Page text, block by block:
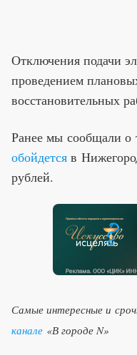
Отключения подачи
проведением
восстановительных
Ранее мы сообщали о
обойдется в
рублей.
Самые интересные и
канале «В городе N»